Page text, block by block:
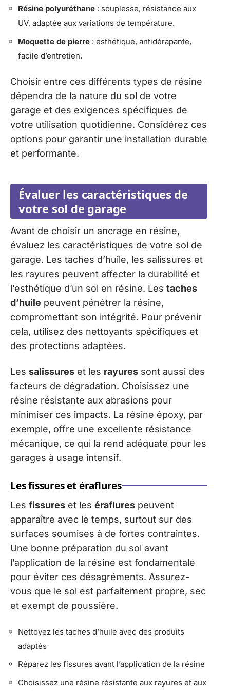
Résine polyuréthane : souplesse, résistance aux
UV, adaptée aux variations de température.
Moquette de pierre : esthétique, antidérapante,
facile d’entretien.
Choisir entre ces différents types de résine
dépendra de la nature du sol de votre
garage et des exigences spécifiques de
votre utilisation quotidienne. Considérez ces
options pour garantir une installation durable
et performante.
Évaluer les caractéristiques de
votre sol de garage
Avant de choisir un ancrage en résine,
évaluez les caractéristiques de votre sol de
garage. Les taches d’huile, les salissures et
les rayures peuvent affecter la durabilité et
l’esthétique d’un sol en résine. Les taches
d’huile peuvent pénétrer la résine,
compromettant son intégrité. Pour prévenir
cela, utilisez des nettoyants spécifiques et
des protections adaptées.
Les salissures et les rayures sont aussi des
facteurs de dégradation. Choisissez une
résine résistante aux abrasions pour
minimiser ces impacts. La résine époxy, par
exemple, offre une excellente résistance
mécanique, ce qui la rend adéquate pour les
garages à usage intensif.
Les fissures et éraflures
Les fissures et les éraflures peuvent
apparaître avec le temps, surtout sur des
surfaces soumises à de fortes contraintes.
Une bonne préparation du sol avant
l’application de la résine est fondamentale
pour éviter ces désagréments. Assurez-
vous que le sol est parfaitement propre, sec
et exempt de poussière.
Nettoyez les taches d’huile avec des produits
adaptés
Réparez les fissures avant l’application de la résine
Choisissez une résine résistante aux rayures et aux